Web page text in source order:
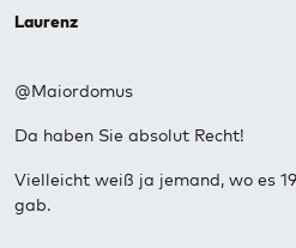
Laurenz
@Maiordomus
Da haben Sie absolut Recht!
Vielleicht weiß ja jemand, wo es
gab.